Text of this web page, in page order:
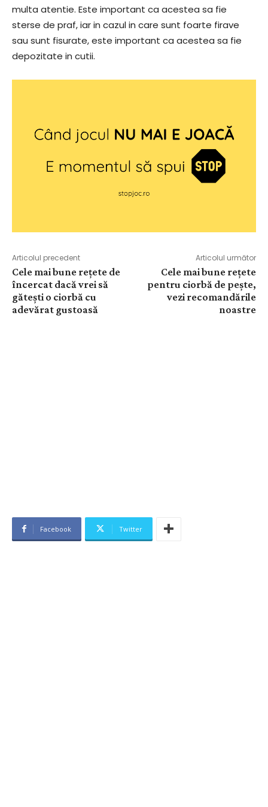
multa atentie. Este important ca acestea sa fie
sterse de praf, iar in cazul in care sunt foarte firave
sau sunt fisurate, este important ca acestea sa fie
depozitate in cutii.
Articolul precedent
Cele mai bune rețete de
încercat dacă vrei să
gătești o ciorbă cu
adevărat gustoasă
Articolul următor
Cele mai bune rețete
pentru ciorbă de pește,
vezi recomandările
noastre
Facebook Twitter